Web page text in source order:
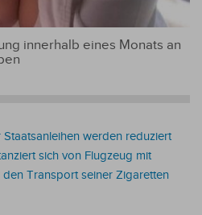
innerhalb eines Monats an
Staatsanleihen werden reduziert
sich von Flugzeug mit
Transport seiner Zigaretten